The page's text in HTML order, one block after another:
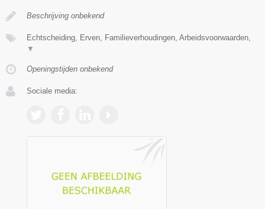
Beschrijving onbekend
Echtscheiding, Erven, Familieverhoudingen, Arbeidsvoorwaarden,
▼
Openingstijden onbekend
Sociale media: